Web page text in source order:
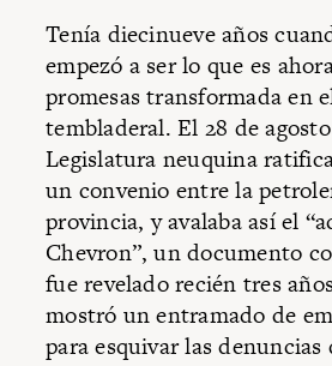
Tenía diecinueve años
empezó a ser lo que es
promesas transformada en
tembladeral. El 28 de
Legislatura neuquina
un convenio entre la
provincia, y avalaba así el
Chevron”, un documento
fue revelado recién tres
mostró un entramado de
para esquivar las denuncias